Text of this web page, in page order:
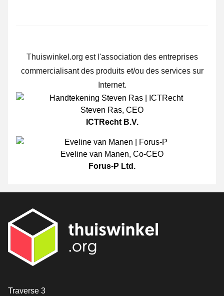
Thuiswinkel.org est l'association des entreprises
commercialisant des produits et/ou des services sur
Internet.
Steven Ras, CEO
ICTRecht B.V.
Eveline van Manen, Co-CEO
Forus-P Ltd.
[_General:Contact]
Traverse 3